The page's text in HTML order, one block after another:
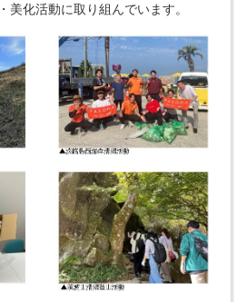
美化活動に取り組んでいます。